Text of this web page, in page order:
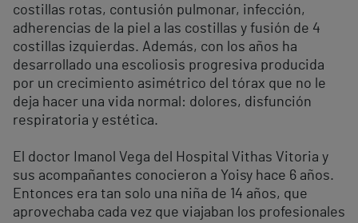
costillas rotas, contusión pulmonar, infección,
adherencias de la piel a las costillas y fusión de 4
costillas izquierdas. Además, con los años ha
desarrollado una escoliosis progresiva producida
por un crecimiento asimétrico del tórax que no le
deja hacer una vida normal: dolores, disfunción
respiratoria y estética.
El doctor Imanol Vega del Hospital Vithas Vitoria y
sus acompañantes conocieron a Yoisy hace 6 años.
Entonces era tan solo una niña de 14 años, que
aprovechaba cada vez que viajaban los profesionales